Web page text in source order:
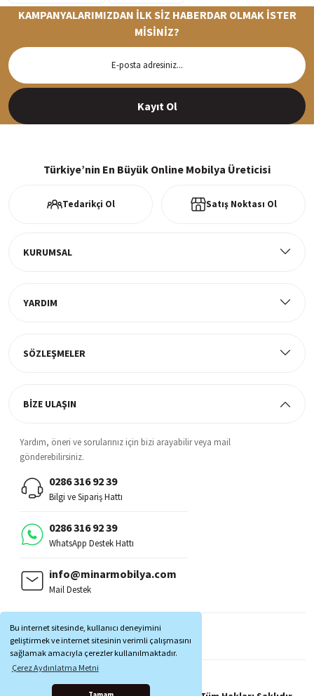
Bu internet sitesinde, kullanıcı deneyimini
geliştirmek ve internet sitesinin verimli çalışmasını
sağlamak amacıyla çerezler kullanılmaktadır.
Çerez Aydınlatma Metni
Siparişleriniz en kısa sürede hazırlanarak kargoya verilir
KAMPANYALARIMIZDAN İLK SİZ HABERDAR OLMAK İSTER
MİSİNİZ?
Kayıt Ol
Türkiye’nin En Büyük Online Mobilya Üreticisi
Tedarikçi Ol Satış Noktası Ol
KURUMSAL
YARDIM
SÖZLEŞMELER
BİZE ULAŞIN
Yardım, öneri ve sorularınız için bizi arayabilir veya mail
gönderebilirsiniz.
0286 316 92 39
Bilgi ve Sipariş Hattı
0286 316 92 39
WhatsApp Destek Hattı
info@minarmobilya.com
Mail Destek
MOBİL UYGULAMALAR: